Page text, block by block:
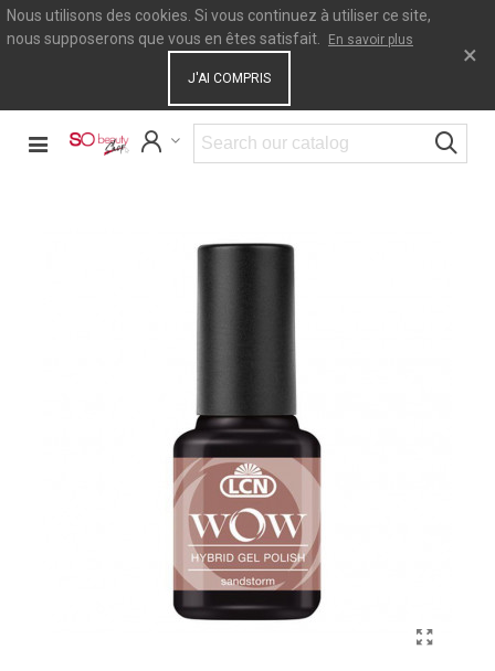
Nous utilisons des cookies. Si vous continuez à utiliser ce site,
nous supposerons que vous en êtes satisfait.
En savoir plus
J'AI COMPRIS
×